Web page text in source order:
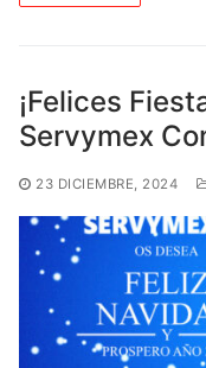
¡Felices
Servymex
23 DICIEMBRE, 2024